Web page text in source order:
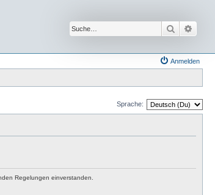
Suche
Anmelden
Sprache:
Regelungen einverstanden.